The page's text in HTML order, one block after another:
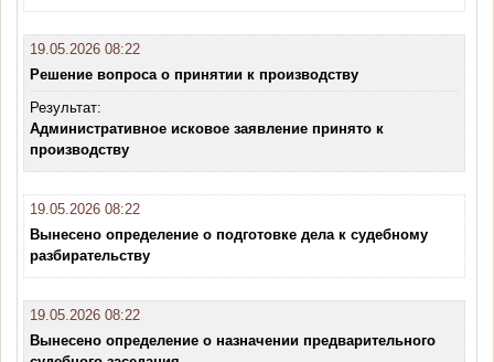
19.05.2026 08:22
Решение вопроса о принятии к производству
Результат:
Административное исковое заявление принято к
производству
19.05.2026 08:22
Вынесено определение о подготовке дела к судебному
разбирательству
19.05.2026 08:22
Вынесено определение о назначении предварительного